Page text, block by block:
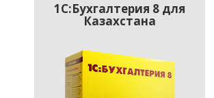
1С:Бухгалтерия 8 для
Казахстана